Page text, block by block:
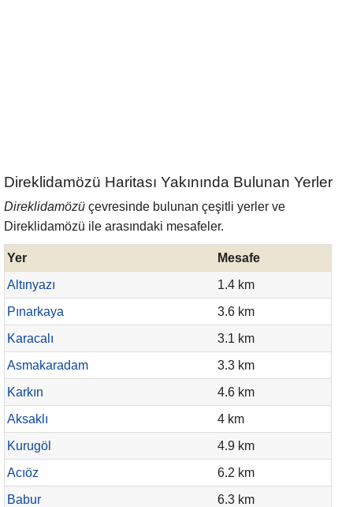
Direklidamözü Haritası Yakınında Bulunan Yerler
Direklidamözü çevresinde bulunan çeşitli yerler ve
Direklidamözü ile arasındaki mesafeler.
Yer
Mesafe
Altınyazı
1.4 km
Pınarkaya
3.6 km
Karacalı
3.1 km
Asmakaradam
3.3 km
Karkın
4.6 km
Aksaklı
4 km
Kurugöl
4.9 km
Acıöz
6.2 km
Babur
6.3 km